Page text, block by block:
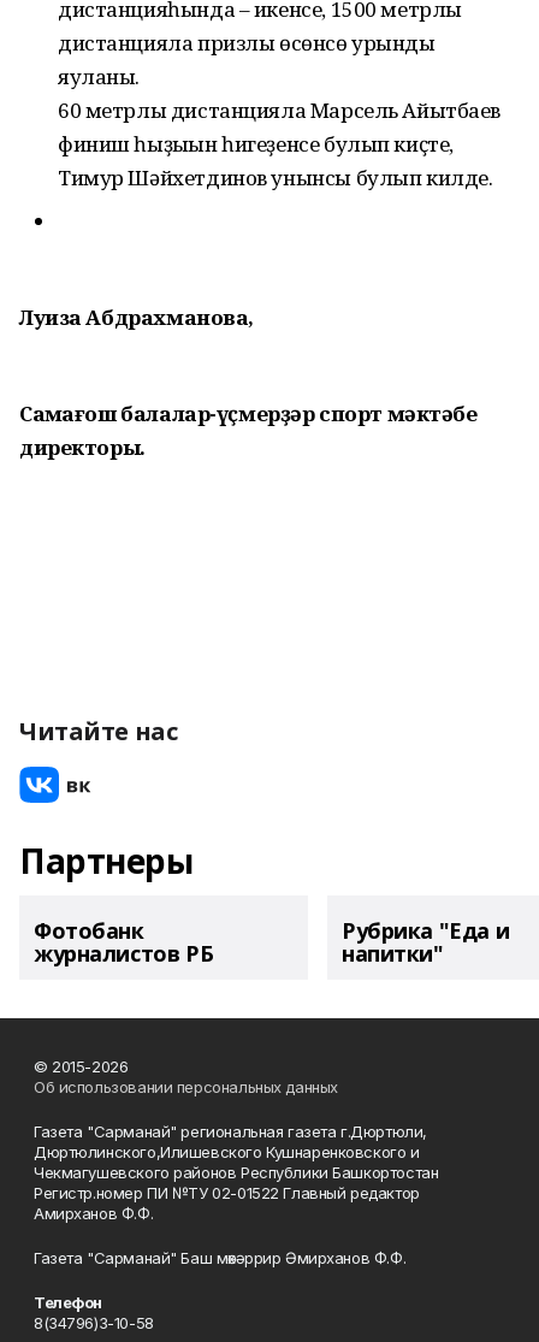
дистанцияһында – икенсе, 1500 метрлы
дистанцияла призлы өсөнсө урынды
яуланы.
60 метрлы дистанцияла Марсель Айытбаев
финиш һыҙығын һигеҙенсе булып киҫте,
Тимур Шәйхетдинов унынсы булып килде.
Луиза Абдрахманова,
Саҡмағош балалар-үҫмерҙәр спорт мәктәбе
директоры.
Читайте нас
Партнеры
Фотобанк
журналистов РБ
Рубрика "Еда и
напитки"
© 2015-2026
Об использовании персональных данных
Газета "Сарманай" региональная газета г.Дюртюли,
Дюртюлинского,Илишевского Кушнаренковского и
Чекмагушевского районов Республики Башкортостан
Регистр.номер ПИ №ТУ 02-01522 Главный редактор
Амирханов Ф.Ф.
Газета "Сарманай" Баш мөхәррир Әмирханов Ф.Ф.
Телефон
8(34796)3-10-58